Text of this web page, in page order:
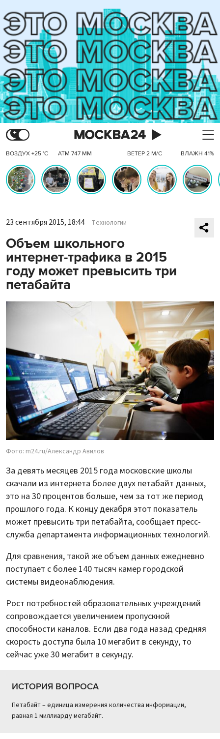
ВОЗДУХ +25 °C АТМ 747 ММ ВЕТЕР 2 М/С ВЛАЖН 41%
23 сентября 2015, 18:44 Технологии
Объем школьного
интернет-трафика в 2015
году может превысить три
петабайта
Фото: m24.ru/Александр Авилов
За девять месяцев 2015 года московские школы
скачали из интернета более двух петабайт данных,
это на 30 процентов больше, чем за тот же период
прошлого года. К концу декабря этот показатель
может превысить три петабайта, сообщает пресс-
служба департамента информационных технологий.
Для сравнения, такой же объем данных ежедневно
поступает с более 140 тысяч камер городской
системы видеонаблюдения.
Рост потребностей образовательных учреждений
сопровождается увеличением пропускной
способности каналов. Если два года назад средняя
скорость доступа была 10 мегабит в секунду, то
сейчас уже 30 мегабит в секунду.
ИСТОРИЯ ВОПРОСА
Петабайт – единица измерения количества информации,
равная 1 миллиарду мегабайт.